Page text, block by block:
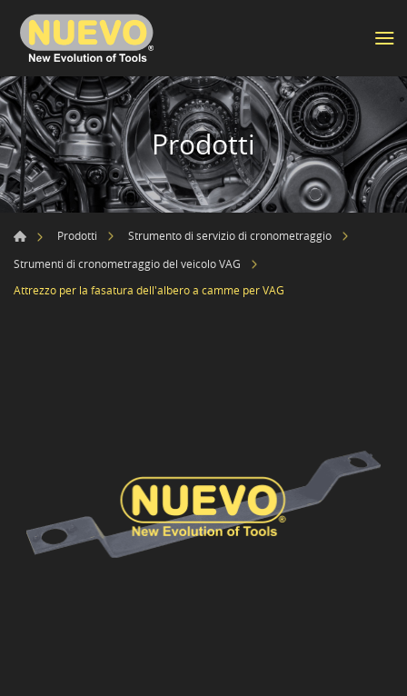
Prodotti
Prodotti
Strumento di servizio di cronometraggio
Strumenti di cronometraggio del veicolo VAG
Attrezzo per la fasatura dell'albero a camme per VAG